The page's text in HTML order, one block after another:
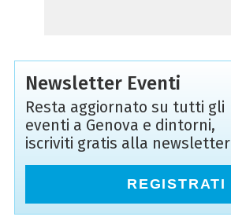
Newsletter Eventi
Resta aggiornato su tutti gli
eventi a Genova e dintorni,
iscriviti gratis alla newsletter
REGISTRATI